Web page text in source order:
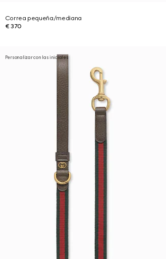
Correa pequeña/mediana
€ 370
Personalizar con las iniciales